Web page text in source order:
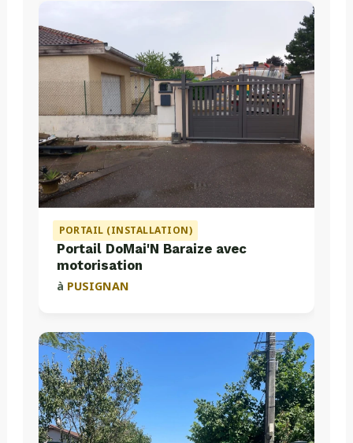
PORTAIL (INSTALLATION)
Portail DoMai'N Baraize avec
motorisation
à PUSIGNAN